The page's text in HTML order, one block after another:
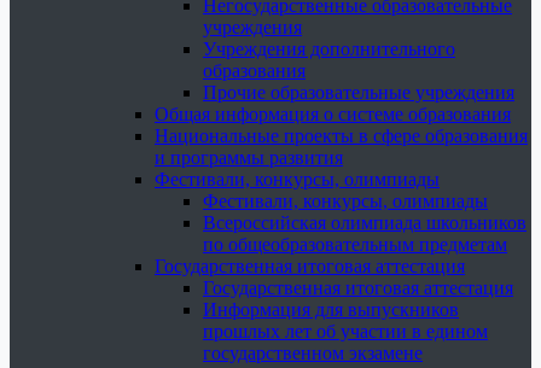
Негосударственные образовательные
учреждения
Учреждения дополнительного
образования
Прочие образовательные учреждения
Общая информация о системе образования
Национальные проекты в сфере образования
и программы развития
Фестивали, конкурсы, олимпиады
Фестивали, конкурсы, олимпиады
Всероссийская олимпиада школьников
по общеобразовательным предметам
Государственная итоговая аттестация
Государственная итоговая аттестация
Информация для выпускников
прошлых лет об участии в едином
государственном экзамене